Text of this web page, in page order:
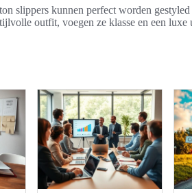
slippers kunnen perfect worden
outfit, voegen ze klasse en een luxe